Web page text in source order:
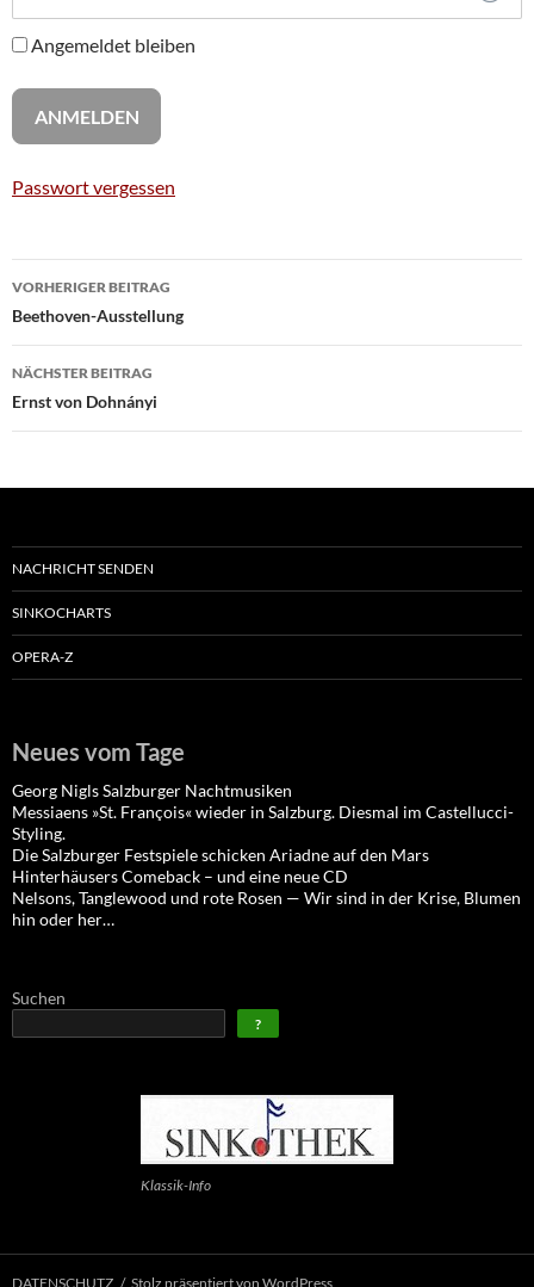
Angemeldet bleiben
Passwort vergessen
Beitragsnavigation
VORHERIGER BEITRAG
Beethoven-Ausstellung
NÄCHSTER BEITRAG
Ernst von Dohnányi
NACHRICHT SENDEN
SINKOCHARTS
OPERA-Z
Neues vom Tage
Georg Nigls Salzburger Nachtmusiken
Messiaens »St. François« wieder in Salzburg. Diesmal im Castellucci-
Styling.
Die Salzburger Festspiele schicken Ariadne auf den Mars
Hinterhäusers Comeback – und eine neue CD
Nelsons, Tanglewood und rote Rosen — Wir sind in der Krise, Blumen
hin oder her…
Suchen
?
Klassik-Info
DATENSCHUTZ Stolz präsentiert von WordPress